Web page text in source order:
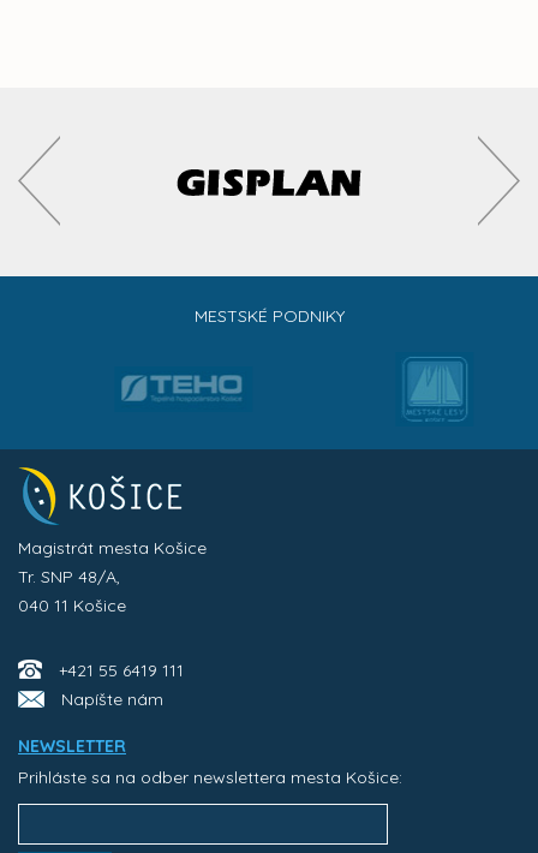
MESTSKÉ PODNIKY
Magistrát mesta Košice
Tr. SNP 48/A,
040 11 Košice
+421 55 6419 111
Napíšte nám
NEWSLETTER
Prihláste sa na odber newslettera mesta Košice: